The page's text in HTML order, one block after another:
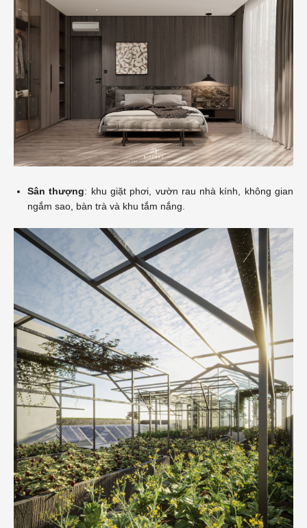
Sân thượng: khu giặt phơi, vườn rau nhà kính, không gian
ngắm sao, bàn trà và khu tắm nắng.